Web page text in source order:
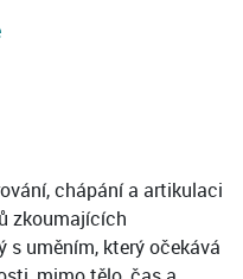
chápání a artikulaci
zkoumajících
s uměním, který očekává